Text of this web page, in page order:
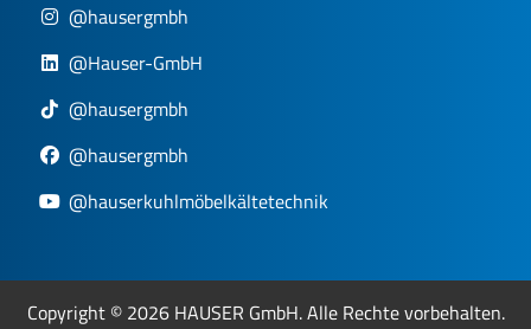
@hausergmbh
@Hauser-GmbH
@hausergmbh
@hausergmbh
@hauserkuhlmöbelkältetechnik
Copyright © 2026 HAUSER GmbH. Alle Rechte vorbehalten.